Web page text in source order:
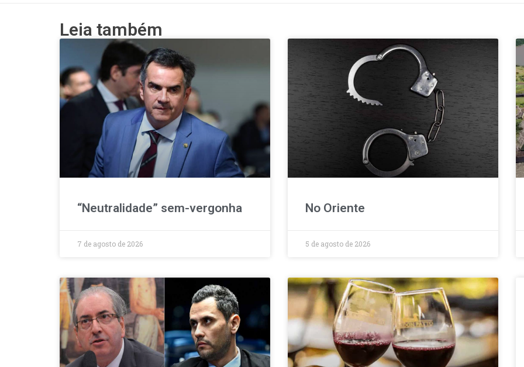
Leia também
“Neutralidade” sem-vergonha
7 de agosto de 2026
No Oriente
5 de agosto de 2026